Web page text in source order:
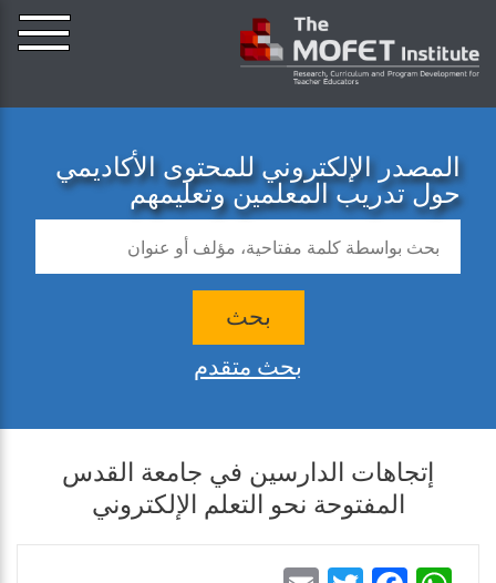
المصدر الإلكتروني للمحتوى الأكاديمي
حول تدريب المعلمين وتعليمهم
بحث
بحث متقدم
إتجاهات الدارسين في جامعة القدس
المفتوحة نحو التعلم الإلكتروني